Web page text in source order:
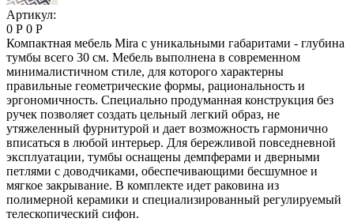
Артикул:
0 Р 0 Р
Компактная мебель Mira с уникальными габаритами - глубина
тумбы всего 30 см. Мебель выполнена в современном
минималистичном стиле, для которого характерны
правильные геометрические формы, рациональность и
эргономичность. Специально продуманная конструкция без
ручек позволяет создать цельный легкий образ, не
утяжеленный фурнитурой и дает возможность гармонично
вписаться в любой интерьер. Для бережливой повседневной
эксплуатации, тумбы оснащены демпферами и дверными
петлями с доводчиками, обеспечивающими бесшумное и
мягкое закрывание. В комплекте идет раковина из
полимерной керамики и специализированный регулируемый
телескопический сифон.